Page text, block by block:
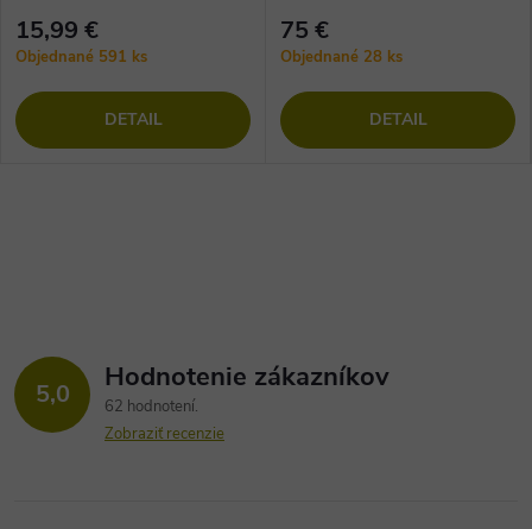
15,99 €
Objednané 591 ks
DETAIL
75 €
Objednané 28 ks
DETAIL
5,0 Hodnotenie zákazníkov
62 hodnotení
Zobraziť recenzie